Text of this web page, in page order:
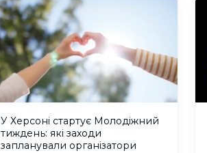
У Херсоні стартує Молодіжний
тиждень: які заходи
запланували організатори